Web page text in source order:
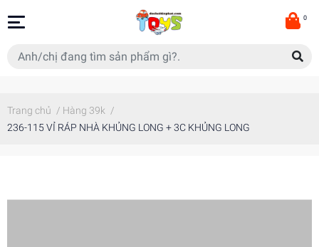
0
Trang chủ / Hàng 39k /
236-115 VỈ RÁP NHÀ KHỦNG LONG + 3C KHỦNG LONG